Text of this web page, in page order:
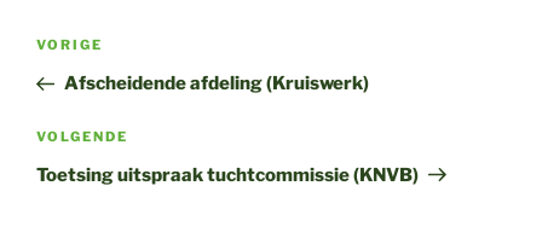
Bericht
Vorig
bericht
VORIGE
Afscheidende afdeling (Kruiswerk)
Volgend
bericht
VOLGENDE
Toetsing uitspraak tuchtcommissie (KNVB)